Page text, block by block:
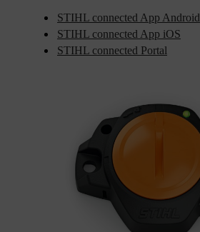
STIHL connected App Android
STIHL connected App iOS
STIHL connected Portal